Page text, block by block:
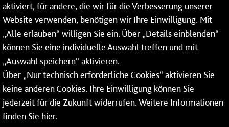
* Montags bis freitags bis 7 und ab 18 Uhr sowie an
Wochenenden und Feiertagen ganztags werden Ihre
Anrufe je nach Themenauswahl an ein Callcenter des
RMV oder von nextbike weitergeleitet. Dort erhalten Sie
ausschließlich Auskünfte zum Fahrplan bzw. zu
meinRad.
aktiviert, für andere, die wir für die Verbesserung unserer
Website verwenden, benötigen wir Ihre Einwilligung. Mit
„Alle erlauben“ willigen Sie ein. Über „Details einblenden“
können Sie eine individuelle Auswahl treffen und mit
„Auswahl speichern“ aktivieren.
Über „Nur technisch erforderliche Cookies“ aktivieren Sie
keine anderen Cookies. Ihre Einwilligung können Sie
jederzeit für die Zukunft widerrufen. Weitere Informationen
finden Sie hier.